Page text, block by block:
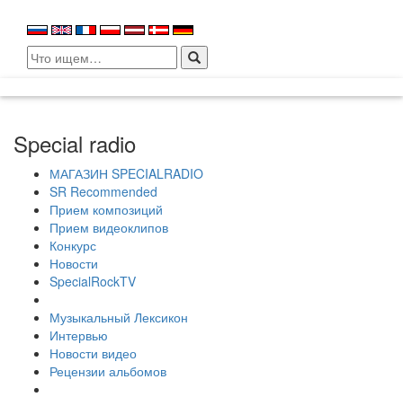
Search
for:
Special radio
МАГАЗИН SPECIALRADIO
SR Recommended
Прием композиций
Прием видеоклипов
Конкурс
Новости
SpecialRockTV
Музыкальный Лексикон
Интервью
Новости видео
Рецензии альбомов